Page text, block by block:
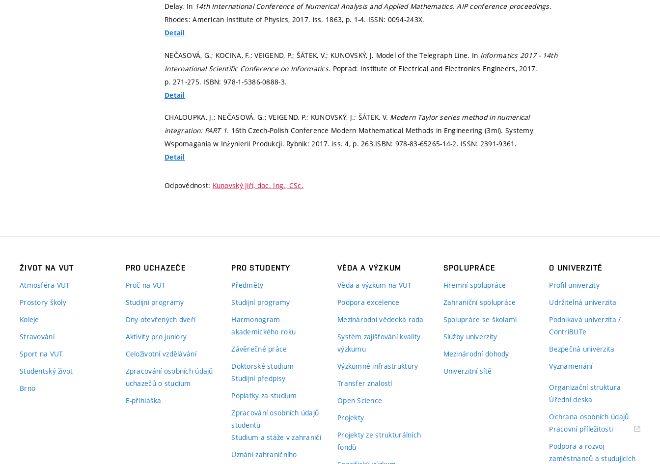
Delay. In 14th International Conference of Numerical Analysis and Applied Mathematics.AIP conference proceedings.
Rhodes: American Institute of Physics, 2017. iss. 1863, p. 1-4. ISSN: 0094-243X.
Detail
NEČASOVÁ, G.; KOCINA, F.; VEIGEND, P.; ŠÁTEK, V.; KUNOVSKÝ, J. Model of the Telegraph Line. In Informatics 2017 - 14th
International Scientific Conference on Informatics. Poprad: Institute of Electrical and Electronics Engineers, 2017.
p. 271-275. ISBN: 978-1-5386-0888-3.
Detail
CHALOUPKA, J.; NEČASOVÁ, G.; VEIGEND, P.; KUNOVSKÝ, J.; ŠÁTEK, V. Modern Taylor series method in numerical
integration: PART 1. 16th Czech-Polish Conference Modern Mathematical Methods in Engineering (3mi). Systemy
Wspomagania w Inżynierii Produkcji. Rybnik: 2017. iss. 4, p. 263.ISBN: 978-83-65265-14-2. ISSN: 2391-9361.
Detail
Odpovědnost: Kunovský Jiří, doc. Ing., CSc.
ŽIVOT NA VUT
Atmosféra VUT
Prostory školy
Koleje
Stravování
Sport na VUT
Studentský život
Brno
PRO UCHAZEČE
Proč na VUT
Studijní programy
Dny otevřených dveří
Aktivity pro juniory
Celoživotní vzdělávání
Zpracování osobních údajů
uchazečů o studium
E-přihláška
PRO STUDENTY
Předměty
Studijní programy
Harmonogram
akademického roku
Závěrečné práce
Doktorské studium
Studijní předpisy
Poplatky za studium
Zpracování osobních údajů
studentů
Studium a stáže v zahraničí
Uznání zahraničního
VĚDA A VÝZKUM
Věda a výzkum na VUT
Podpora excelence
Mezinárodní vědecká rada
Systém zajišťování kvality
výzkumu
Výzkumné infrastruktury
Transfer znalostí
Open Science
Projekty
Projekty ze strukturálních
fondů
SPOLUPRÁCE
Firemní spolupráce
Zahraniční spolupráce
Spolupráce se školami
Služby univerzity
Mezinárodní dohody
Univerzitní sítě
O UNIVERZITĚ
Profil univerzity
Udržitelná univerzita
Podnikavá univerzita /
ContriBUTe
Bezpečná univerzita
Vyznamenání
Organizační struktura
Úřední deska
Ochrana osobních údajů
Pracovní příležitosti(externí
Podpora a rozvoj
zaměstnanců a studujících